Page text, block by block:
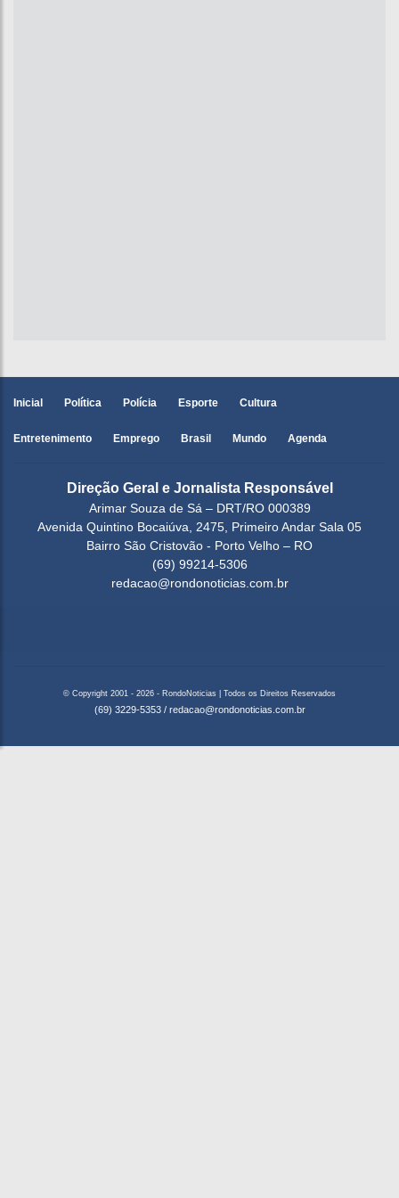
Inicial Política Polícia Esporte Cultura
Entretenimento Emprego Brasil Mundo Agenda
Direção Geral e Jornalista Responsável
Arimar Souza de Sá – DRT/RO 000389
Avenida Quintino Bocaiúva, 2475, Primeiro Andar Sala 05
Bairro São Cristovão - Porto Velho – RO
(69) 99214-5306
redacao@rondonoticias.com.br
© Copyright 2001 - 2026 - RondoNoticias | Todos os Direitos Reservados
(69) 3229-5353 / redacao@rondonoticias.com.br